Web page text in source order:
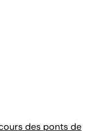
des ponts de